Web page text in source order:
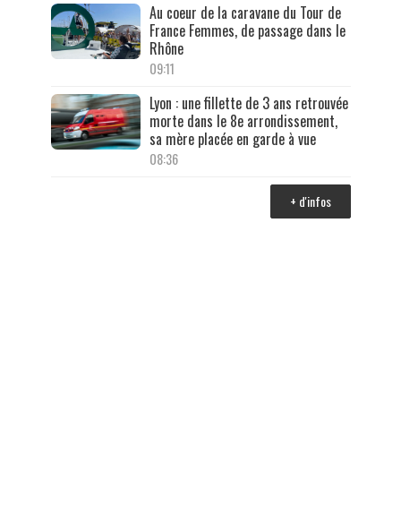
Au coeur de la caravane du Tour de
France Femmes, de passage dans le
Rhône
09:11
Lyon : une fillette de 3 ans retrouvée
morte dans le 8e arrondissement,
sa mère placée en garde à vue
08:36
+ d'infos